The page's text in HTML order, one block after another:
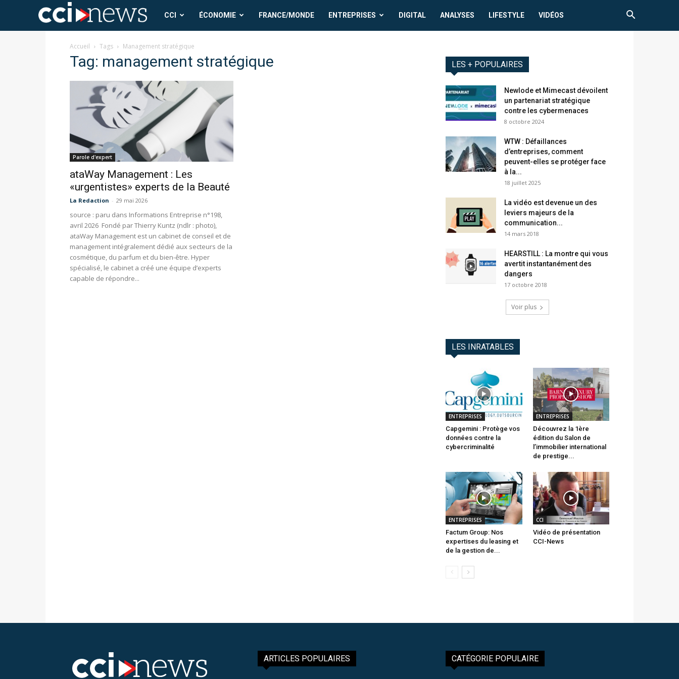
CCI
News
CCI ÉCONOMIE FRANCE/MONDE ENTREPRISES DIGITAL ANALYSES LIFESTYLE VIDÉOS
Accueil Tags Management stratégique
Tag: management stratégique
Parole d'expert
ataWay Management : Les
«urgentistes» experts de la Beauté
La Redaction - 29 mai 2026
source : paru dans Informations Entreprise n°198,
avril 2026 Fondé par Thierry Kuntz (ndlr : photo),
ataWay Management est un cabinet de conseil et de
management intégralement dédié aux secteurs de la
cosmétique, du parfum et du bien-être. Hyper
spécialisé, le cabinet a créé une équipe d’experts
capable de répondre...
LES + POPULAIRES
Newlode et Mimecast dévoilent
un partenariat stratégique
contre les cybermenaces
8 octobre 2024
WTW : Défaillances
d’entreprises, comment
peuvent-elles se protéger face
à la...
18 juillet 2025
La vidéo est devenue un des
leviers majeurs de la
communication...
14 mars 2018
HEARSTILL : La montre qui vous
avertit instantanément des
dangers
17 octobre 2018
Voir plus
LES INRATABLES
ENTREPRISES
Capgemini : Protège vos
données contre la
cybercriminalité
ENTREPRISES
Découvrez la 1ère
édition du Salon de
l’immobilier international
de prestige...
ENTREPRISES
Factum Group: Nos
expertises du leasing et
de la gestion de...
CCI
Vidéo de présentation
CCI-News
ARTICLES POPULAIRES CATÉGORIE POPULAIRE